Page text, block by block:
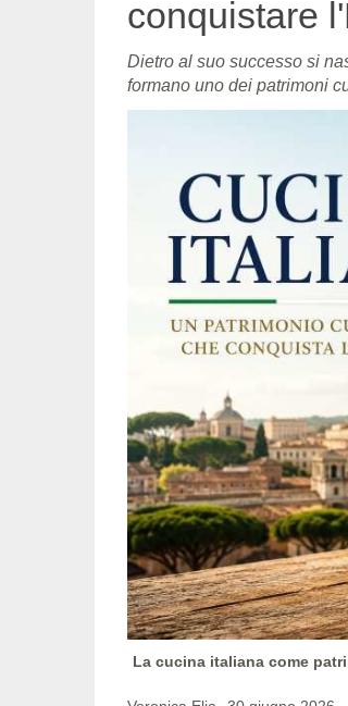
conquistare
Dietro al suo successo si
formano uno dei patrimoni
La cucina italiana come